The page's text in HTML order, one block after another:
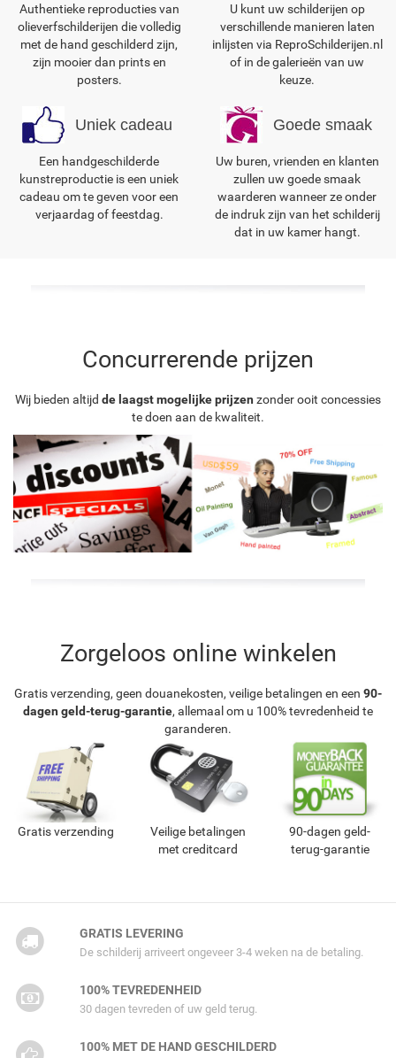
Authentieke reproducties van
olieverfschilderijen die volledig
met de hand geschilderd zijn,
zijn mooier dan prints en
posters.
U kunt uw schilderijen op
verschillende manieren laten
inlijsten via ReproSchilderijen.nl
of in de galerieën van uw
keuze.
Uniek cadeau
Een handgeschilderde
kunstreproductie is een uniek
cadeau om te geven voor een
verjaardag of feestdag.
Goede smaak
Uw buren, vrienden en klanten
zullen uw goede smaak
waarderen wanneer ze onder
de indruk zijn van het schilderij
dat in uw kamer hangt.
Concurrerende prijzen
Wij bieden altijd de laagst mogelijke prijzen zonder ooit concessies
te doen aan de kwaliteit.
Zorgeloos online winkelen
Gratis verzending, geen douanekosten, veilige betalingen en een 90-
dagen geld-terug-garantie, allemaal om u 100% tevredenheid te
garanderen.
Gratis verzending
Veilige betalingen
met creditcard
90-dagen geld-
terug-garantie
GRATIS LEVERING
De schilderij arriveert ongeveer 3-4 weken na de betaling.
100% TEVREDENHEID
30 dagen tevreden of uw geld terug.
100% MET DE HAND GESCHILDERD